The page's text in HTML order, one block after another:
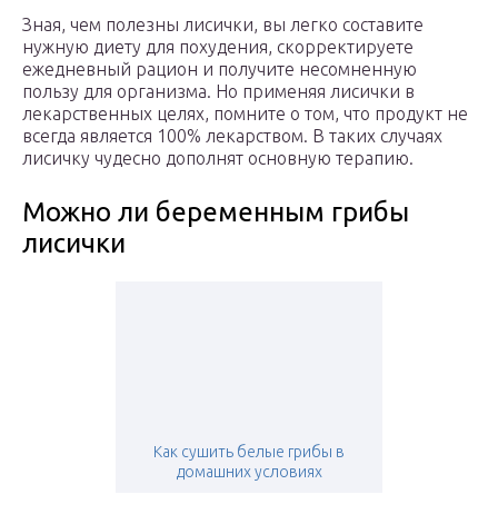
Зная, чем полезны лисички, вы легко составите
нужную диету для похудения, скорректируете
ежедневный рацион и получите несомненную
пользу для организма. Но применяя лисички в
лекарственных целях, помните о том, что продукт не
всегда является 100% лекарством. В таких случаях
лисичку чудесно дополнят основную терапию.
Можно ли беременным грибы
лисички
Как сушить белые грибы в
домашних условиях